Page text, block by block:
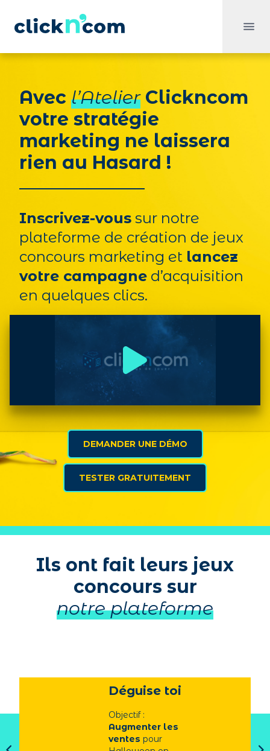
Open
Avec l’Atelier Clickncom
votre stratégie
marketing ne laissera
rien au Hasard !
Inscrivez-vous sur notre
plateforme de création de jeux
concours marketing et lancez
votre campagne d’acquisition
en quelques clics.
DEMANDER UNE DÉMO
TESTER GRATUITEMENT
Ils ont fait leurs jeux
concours sur
notre plateforme
Déguise toi
Objectif :
Augmenter les
ventes pour